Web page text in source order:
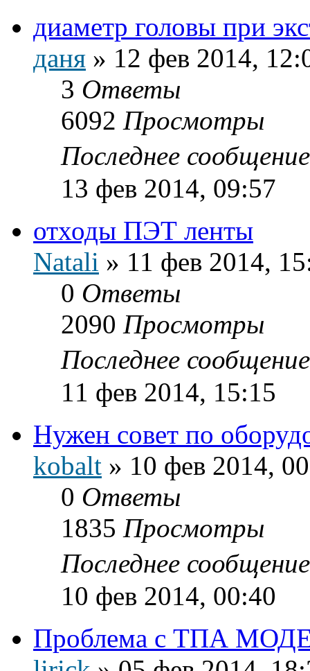
диаметр головы при
даня » 12 фев 2014,
3 Ответы
6092 Просмотры
Последнее
13 фев 2014, 09:57
отходы ПЭТ ленты
Natali » 11 фев 2014,
0 Ответы
2090 Просмотры
Последнее
11 фев 2014, 15:15
Нужен совет по
kobalt » 10 фев 2014,
0 Ответы
1835 Просмотры
Последнее
10 фев 2014, 00:40
Проблема с ТПА